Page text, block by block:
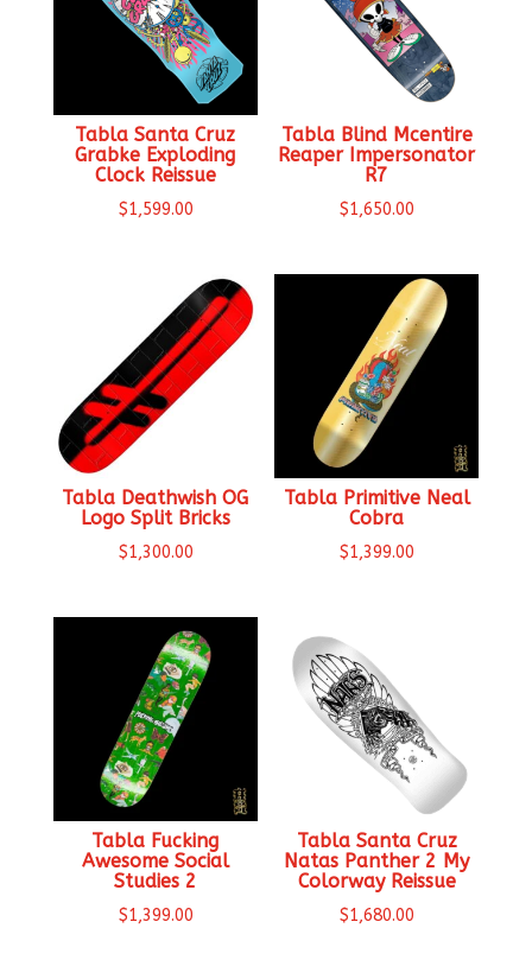
Tabla Santa Cruz
Grabke Exploding
Clock Reissue
$1,599.00
Tabla Blind Mcentire
Reaper Impersonator
R7
$1,650.00
Tabla Deathwish OG
Logo Split Bricks
$1,300.00
Tabla Primitive Neal
Cobra
$1,399.00
Tabla Fucking
Awesome Social
Studies 2
$1,399.00
Tabla Santa Cruz
Natas Panther 2 My
Colorway Reissue
$1,680.00